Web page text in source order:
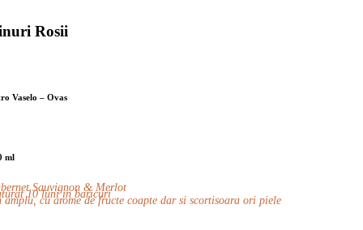
Rosii
Vaselo – Ovas
ml
Sauvignon & Merlot
10 luni in baricuri
amplu, cu arome de fructe coapte dar si scortisoara ori piele